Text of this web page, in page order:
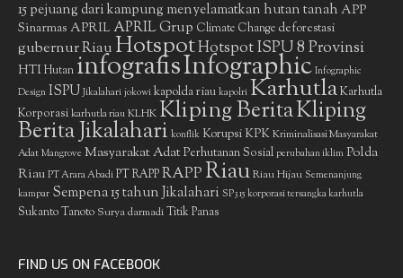
15 pejuang dari kampung menyelamatkan hutan tanah APP
Sinarmas APRIL APRIL Grup Climate Change deforestasi
gubernur RiauHotspotHotspot ISPU 8 Provinsi
HTIHutan infografisInfographic Infographic
Design ISPU Jikalahari jokowi kapolda riau kapolri KarhutlaKarhutla
Korporasikarhutla riauKLHKKliping BeritaKliping
Berita Jikalahari konflik Korupsi KPKKriminalisasi Masyarakat
Adat Mangrove Masyarakat AdatPerhutanan Sosial perubahan iklim Polda
Riau PT Arara Abadi PT RAPPRAPPRiauRiau Hijau Semenanjung
kampar Sempena 15 tahun Jikalahari SP3 15 korporasi tersangka karhutla
Sukanto Tanoto Surya darmadiTitik Panas
FIND US ON FACEBOOK